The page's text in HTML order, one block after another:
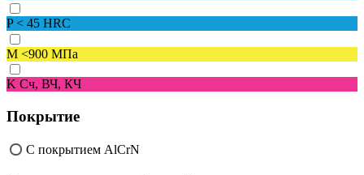
P< 45 HRC
M <900 МПа
K Сч, ВЧ, КЧ
Покрытие
С покрытием AlCrN